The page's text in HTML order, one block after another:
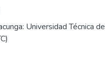
Universidad Técnica de